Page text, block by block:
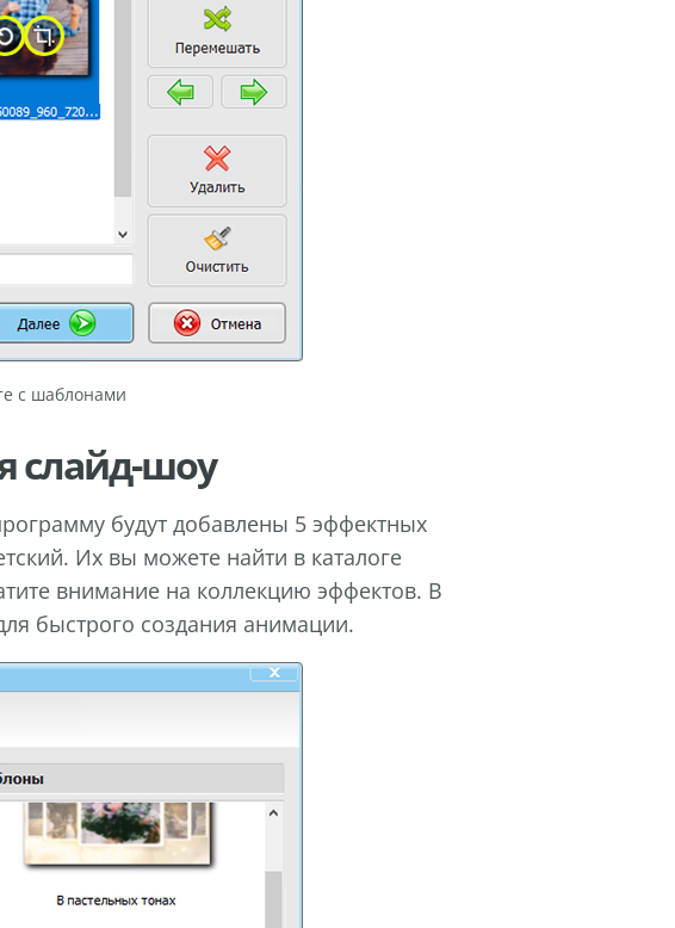
с шаблонами
слайд-шоу
будут добавлены 5 эффектных
Их вы можете найти в каталоге
внимание на коллекцию эффектов. В
быстрого создания анимации.